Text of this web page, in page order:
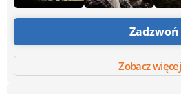
Zadzwoń
Zobacz więcej